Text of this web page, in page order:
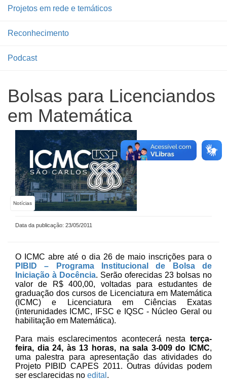
Projetos em rede e temáticos
Reconhecimento
Podcast
Bolsas para Licenciandos
em Matemática
Notícias
Data da publicação: 23/05/2011
O ICMC abre até o dia 26 de maio inscrições para o
PIBID – Programa Institucional de Bolsa de
Iniciação à Docência. Serão oferecidas 23 bolsas no
valor de R$ 400,00, voltadas para estudantes de
graduação dos cursos de Licenciatura em Matemática
(ICMC) e Licenciatura em Ciências Exatas
(interunidades ICMC, IFSC e IQSC - Núcleo Geral ou
habilitação em Matemática).
Para mais esclarecimentos acontecerá nesta terça-
feira, dia 24, às 13 horas, na sala 3-009 do ICMC,
uma palestra para apresentação das atividades do
Projeto PIBID CAPES 2011. Outras dúvidas podem
ser esclarecidas no edital .